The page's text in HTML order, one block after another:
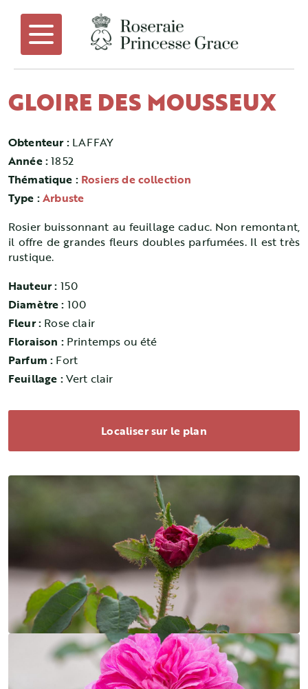
GLOIRE DES MOUSSEUX
Obtenteur : LAFFAY
Année :1852
Thématique : Rosiers de collection
Type :Arbuste
Rosier buissonnant au feuillage caduc. Non remontant,
il offre de grandes fleurs doubles parfumées. Il est très
rustique.
Hauteur : 150
Diamètre : 100
Fleur : Rose clair
Floraison : Printemps ou été
Parfum : Fort
Feuillage :Vert clair
Localiser sur le plan